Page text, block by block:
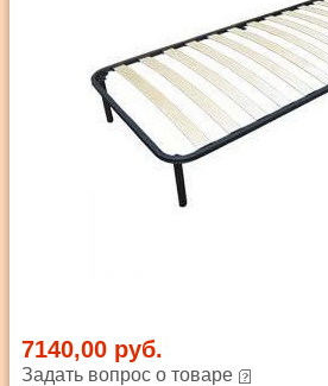
7140,00 руб.
Задать вопрос о товаре